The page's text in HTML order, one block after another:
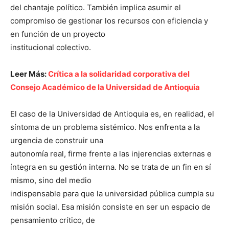
del chantaje político. También implica asumir el
compromiso de gestionar los recursos con eficiencia y
en función de un proyecto
institucional colectivo.
Leer Más:Crítica a la solidaridad corporativa del
Consejo Académico de la Universidad de Antioquia
El caso de la Universidad de Antioquia es, en realidad, el
síntoma de un problema sistémico. Nos enfrenta a la
urgencia de construir una
autonomía real, firme frente a las injerencias externas e
íntegra en su gestión interna. No se trata de un fin en sí
mismo, sino del medio
indispensable para que la universidad pública cumpla su
misión social. Esa misión consiste en ser un espacio de
pensamiento crítico, de